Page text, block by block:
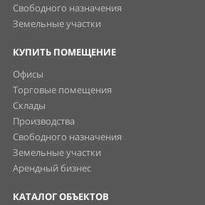
Свободного назначения
Земельные участки
КУПИТЬ ПОМЕЩЕНИЕ
Офисы
Торговые помещения
Склады
Производства
Свободного назначения
Земельные участки
Арендный бизнес
КАТАЛОГ ОБЪЕКТОВ